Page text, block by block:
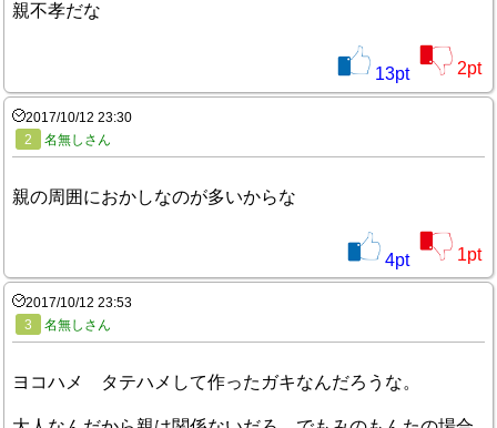
親不孝だな
13pt 2pt
2017/10/12 23:30
2
名無しさん
親の周囲におかしなのが多いからな
4pt 1pt
2017/10/12 23:53
3
名無しさん
ヨコハメ タテハメして作ったガキなんだろうな。